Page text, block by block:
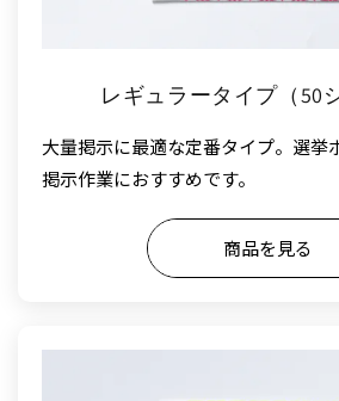
レギュラータイプ（50
大量掲示に最適な定番タイプ。選挙
掲示作業におすすめです。
商品を見る